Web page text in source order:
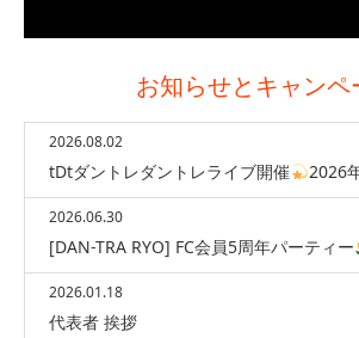
お知らせとキャンペ
2026.08.02
tDtダントレダントレライブ開催 2026
2026.06.30
[DAN-TRA RYO] FC会員5周年パーティー
2026.01.18
代表者 挨拶